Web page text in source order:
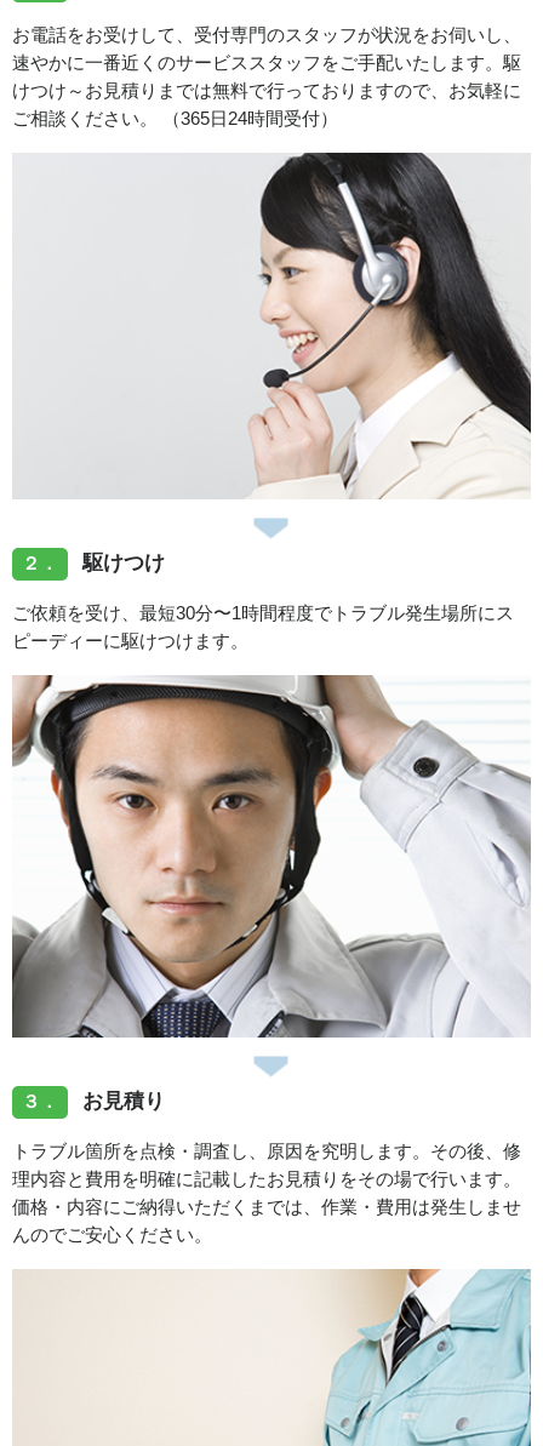
お電話をお受けして、受付専門のスタッフが状況をお伺いし、
速やかに一番近くのサービススタッフをご手配いたします。駆
けつけ～お見積りまでは無料で行っておりますので、お気軽に
ご相談ください。 （365日24時間受付）
２． 駆けつけ
ご依頼を受け、最短30分〜1時間程度でトラブル発生場所にス
ピーディーに駆けつけます。
３． お見積り
トラブル箇所を点検・調査し、原因を究明します。その後、修
理内容と費用を明確に記載したお見積りをその場で行います。
価格・内容にご納得いただくまでは、作業・費用は発生しませ
んのでご安心ください。